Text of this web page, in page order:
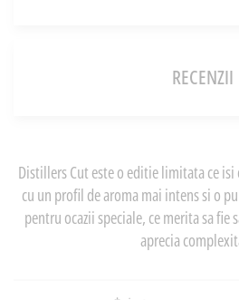
RECENZII
Distillers Cut este o editie limitata ce
cu un profil de aroma mai intens si o
pentru ocazii speciale, ce merita sa
aprecia